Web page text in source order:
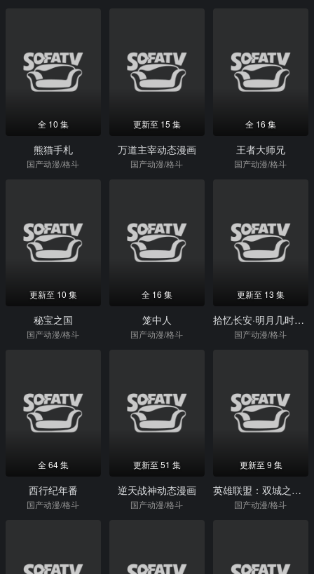
全 10 集
熊猫手札
国产动漫/格斗
更新至 15 集
万道主宰动态漫画
国产动漫/格斗
全 16 集
王者大师兄
国产动漫/格斗
更新至 10 集
秘宝之国
国产动漫/格斗
全 16 集
笼中人
国产动漫/格斗
更新至 13 集
拾忆长安·明月几时有2
国产动漫/格斗
全 64 集
西行纪年番
国产动漫/格斗
更新至 51 集
逆天战神动态漫画
国产动漫/格斗
更新至 9 集
英雄联盟：双城之战第二季（国）
国产动漫/格斗